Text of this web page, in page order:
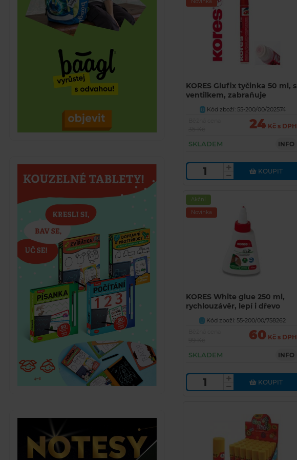
KORES Glufix tyčinka 50 ml, s
ventilkem, zabraňuje
vytékání
U Kód zboží: 55-200/00/202574
24Kč s DPH
SKLADEM INFO
KOUPIT
Akční
Novinka
KORES White glue 250 ml,
rychlouzávěr, lepí i dřevo
U
Kód zboží: 55-200/00/758262
60Kč s DPH
SKLADEM INFO
KOUPIT